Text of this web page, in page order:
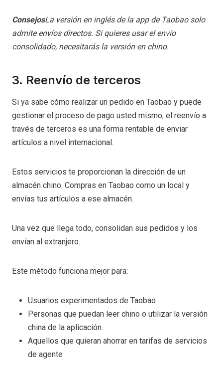
ConsejosLa versión en inglés de la app de Taobao solo
admite envíos directos. Si quieres usar el envío
consolidado, necesitarás la versión en chino.
3. Reenvío de terceros
Si ya sabe cómo realizar un pedido en Taobao y puede
gestionar el proceso de pago usted mismo, el reenvío a
través de terceros es una forma rentable de enviar
artículos a nivel internacional.
Estos servicios te proporcionan la dirección de un
almacén chino. Compras en Taobao como un local y
envías tus artículos a ese almacén.
Una vez que llega todo, consolidan sus pedidos y los
envían al extranjero.
Este método funciona mejor para:
Usuarios experimentados de Taobao
Personas que puedan leer chino o utilizar la versión
china de la aplicación.
Aquellos que quieran ahorrar en tarifas de servicios
de agente